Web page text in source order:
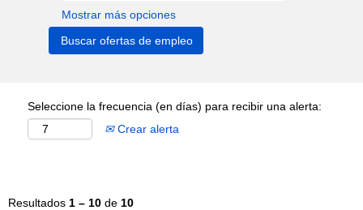
Mostrar más opciones
Seleccione la frecuencia (en días) para recibir una alerta:
Crear alerta
Resultados 1 – 10 de 10